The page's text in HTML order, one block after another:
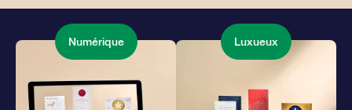
Numérique Luxueux